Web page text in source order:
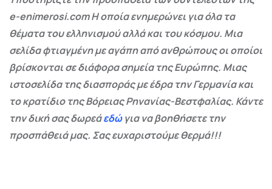
e-enimerosi.com Η οποία ενημερώνει για όλα τα
θέματα του ελληνισμού αλλά και του κόσμου. Μια
σελίδα φτιαγμένη με αγάπη από ανθρώπους οι οποίοι
βρίσκονται σε διάφορα σημεία της Ευρώπης. Μιας
ιστοσελίδα της διασποράς με έδρα την Γερμανία και
το κρατίδιο της Βόρειας Ρηνανίας-Βεστφαλίας. Κάντε
την δική σας δωρεάεδώγια να βοηθήσετε την
προσπάθειά μας. Σας ευχαριστούμε θερμά!!!